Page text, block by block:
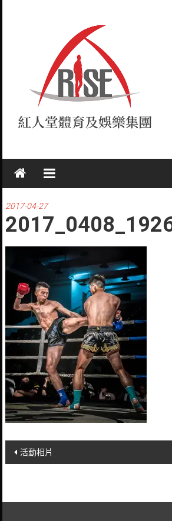
紅
人
堂
RISE
2017-04-27
Post
活動相片